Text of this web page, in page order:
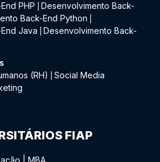
PHP
Desenvolvimento Back-
Back-End Python
Java
Desenvolvimento Back-
(RH)
Social Media
FIAP